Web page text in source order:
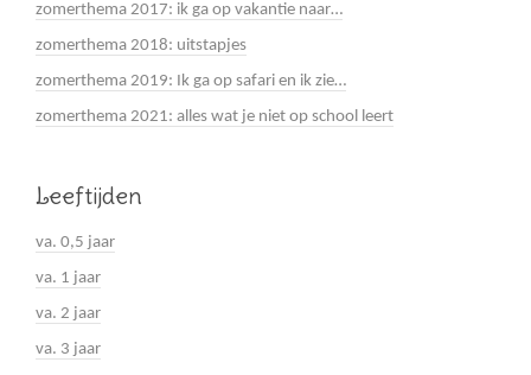
zomerthema 2017: ik ga op vakantie naar…
zomerthema 2018: uitstapjes
zomerthema 2019: Ik ga op safari en ik zie…
zomerthema 2021: alles wat je niet op school leert
Leeftijden
va. 0,5 jaar
va. 1 jaar
va. 2 jaar
va. 3 jaar